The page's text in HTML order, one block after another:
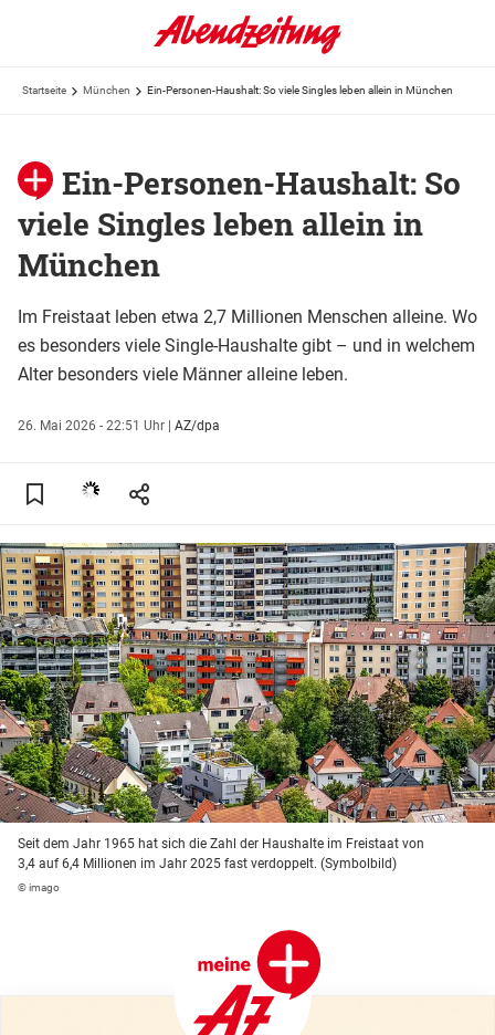
Startseite München Ein-Personen-Haushalt: So viele Singles leben allein in München
Ein-Personen-Haushalt: So
viele Singles leben allein in
München
Im Freistaat leben etwa 2,7 Millionen Menschen alleine. Wo
es besonders viele Single-Haushalte gibt – und in welchem
Alter besonders viele Männer alleine leben.
26. Mai 2026 - 22:51 Uhr | AZ/dpa
Seit dem Jahr 1965 hat sich die Zahl der Haushalte im Freistaat von
3,4 auf 6,4 Millionen im Jahr 2025 fast verdoppelt. (Symbolbild)
© imago